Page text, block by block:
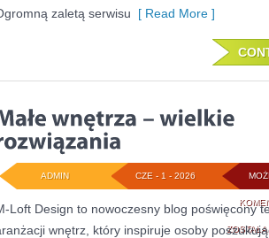
zaletą serwisu [ Read More ]
ZOSTAŁA
CZE - 1 - 2026
ADMIN
Loft Design to nowoczesny blog poświęcony
wnętrz, który inspiruje osoby